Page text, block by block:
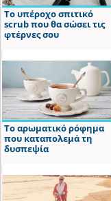
Το υπέροχο σπιτικό
scrub που θα σώσει τις
φτέρνες σου
Το αρωματικό ρόφημα
που καταπολεμά τη
δυσπεψία